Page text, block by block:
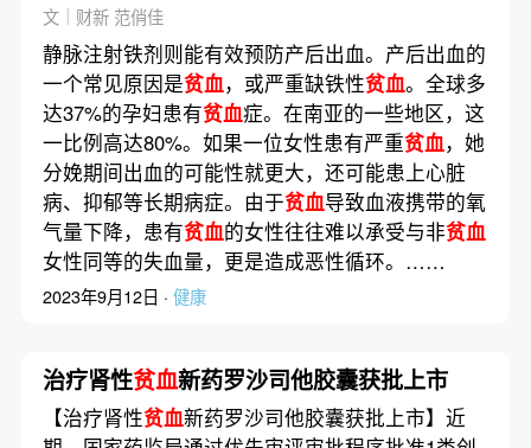
文｜财新 范俏佳
静脉注射铁剂则能有效预防产后出血。产后出血的
一个常见原因是贫血，或严重缺铁性贫血。全球多
达37%的孕妇患有贫血症。在南亚的一些地区，这
一比例高达80%。如果一位女性患有严重贫血，她
分娩期间出血的可能性就更大，还可能患上心脏
病、抑郁等长期病症。由于贫血导致血液携带的氧
气量下降，患有贫血的女性往往难以承受与非贫血
女性同等的失血量，更是造成恶性循环。……
2023年9月12日 · 健康
治疗肾性贫血新药罗沙司他胶囊获批上市
【治疗肾性贫血新药罗沙司他胶囊获批上市】近